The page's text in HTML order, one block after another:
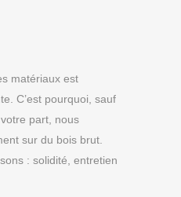
matériaux est
C’est pourquoi, sauf
part, nous
sur du bois brut.
: solidité, entretien